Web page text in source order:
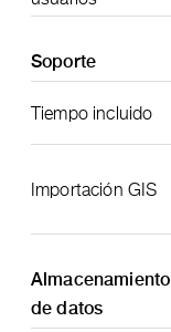
Soporte
Tiempo incluido
Importación GIS
Almacenamiento
de datos